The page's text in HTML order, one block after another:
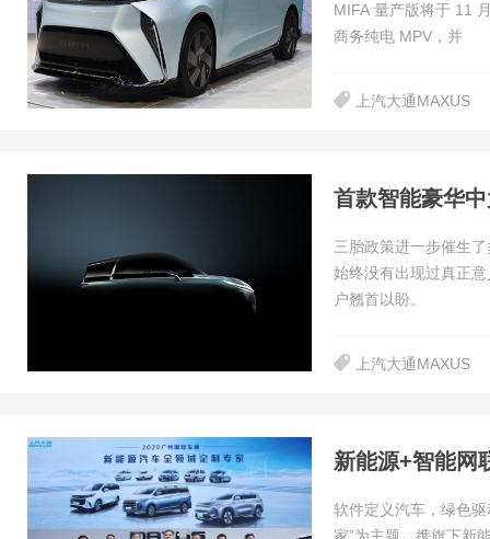
MIFA 量产版将于 11
商务纯电 MPV，并
上汽大通MAXUS
三胎政策进一步催生
始终没有出现过真正
户翘首以盼。
上汽大通MAXUS
软件定义汽车，绿色